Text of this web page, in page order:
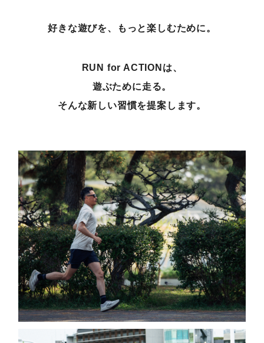
好きな遊びを、もっと楽しむために。
RUN for ACTIONは、
遊ぶために走る。
そんな新しい習慣を提案します。